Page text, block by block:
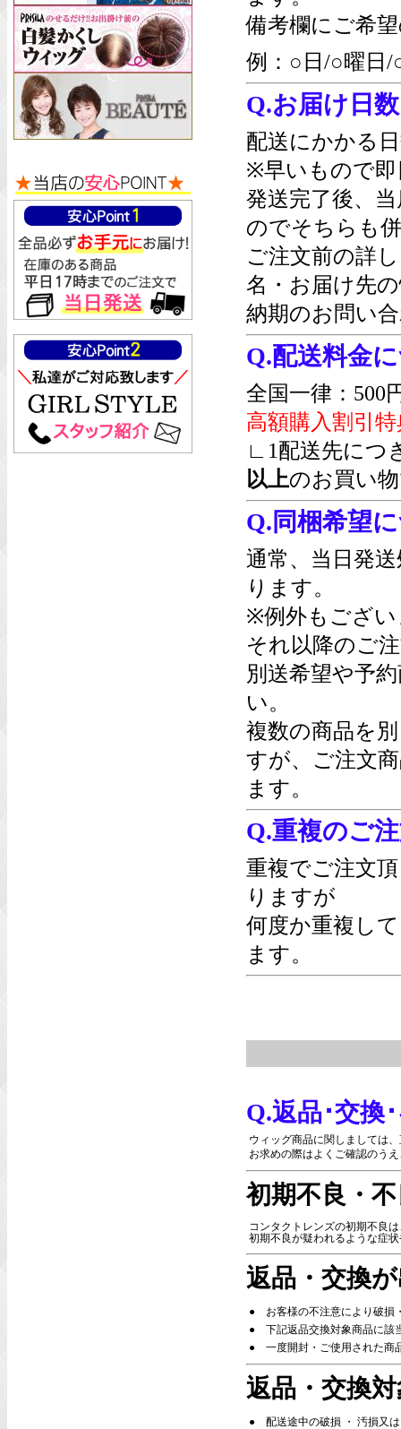
備考欄にご希
例：○日/○曜日/
Q.お届け日
配送にかかる
※早いもので即
発送完了後、
のでそちらも
ご注文前の詳
名・お届け先
納期のお問い
Q.配送料金
全国一律：500
高額購入割引特
∟1配送先につ
以上のお買い
Q.同梱希望
通常、当日発
ります。
※例外もござい
それ以降のご
別送希望や予
い。
複数の商品を
すが、ご注文
ます。
Q.重複のご
重複でご注文
りますが
何度か重複し
ます。
Q.返品･交換
ウィッグ商品に関しましては
お求めの際はよくご確認のう
初期不良・
コンタクトレンズの初期不良
初期不良が疑われるような症
返品・交換
●
お客様の不注意により破損
●
下記返品交換対象商品に該
●
一度開封・ご使用された商
返品・交換
●
配送途中の破損 ・ 汚損又